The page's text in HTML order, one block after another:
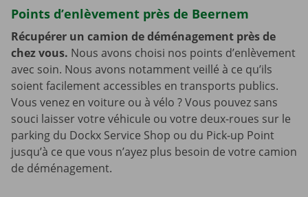
Points d’enlèvement près de Beernem
Récupérer un camion de déménagement près de
chez vous. Nous avons choisi nos points d’enlèvement
avec soin. Nous avons notamment veillé à ce qu’ils
soient facilement accessibles en transports publics.
Vous venez en voiture ou à vélo ? Vous pouvez sans
souci laisser votre véhicule ou votre deux-roues sur le
parking du Dockx Service Shop ou du Pick-up Point
jusqu’à ce que vous n’ayez plus besoin de votre camion
de déménagement.